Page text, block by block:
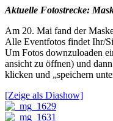
Aktuelle Fotostrecke:
Am 20. Mai fand der
Alle Eventfotos findet Ihr/
Um Fotos downzuloaden
ansicht zu öffnen) und
klicken und „speichern
[Zeige als Diashow]